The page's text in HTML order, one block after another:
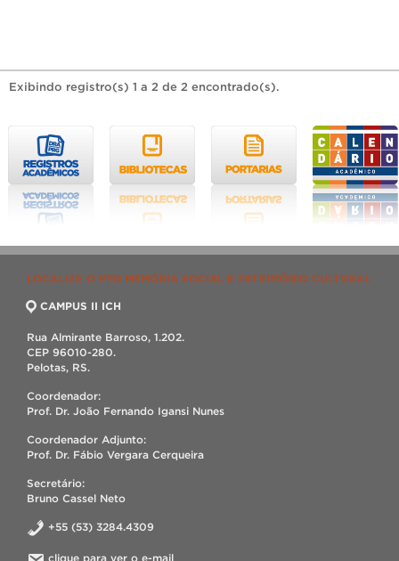
Exibindo registro(s) 1 a 2 de 2 encontrado(s).
LOCALIZE O PPG MEMÓRIA SOCIAL E PATRIMÔNIO CULTURAL
CAMPUS II ICH
Rua Almirante Barroso, 1.202.
CEP 96010-280.
Pelotas, RS.
Coordenador:
Prof. Dr. João Fernando Igansi Nunes
Coordenador Adjunto:
Prof. Dr. Fábio Vergara Cerqueira
Secretário:
Bruno Cassel Neto
+55 (53) 3284.4309
clique para ver o e-mail